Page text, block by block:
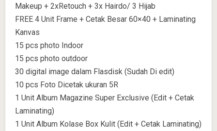
Makeup + 2xRetouch + 3x Hairdo/ 3 Hijab
FREE 4 Unit Frame + Cetak Besar 60×40 + Laminating
Kanvas
15 pcs photo Indoor
15 pcs photo outdoor
30 digital image dalam Flasdisk (Sudah Di edit)
10 pcs Foto Dicetak ukuran 5R
1 Unit Album Magazine Super Exclusive (Edit + Cetak
Laminating)
1 Unit Album Kolase Box Kulit (Edit + Cetak Laminating)